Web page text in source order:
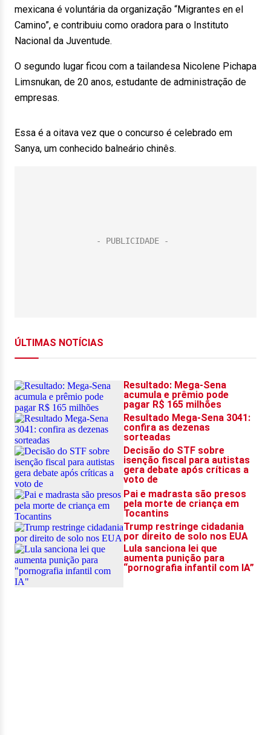
mexicana é voluntária da organização “Migrantes en el
Camino”, e contribuiu como oradora para o Instituto
Nacional da Juventude.
O segundo lugar ficou com a tailandesa Nicolene Pichapa
Limsnukan, de 20 anos, estudante de administração de
empresas.
Essa é a oitava vez que o concurso é celebrado em
Sanya, um conhecido balneário chinês.